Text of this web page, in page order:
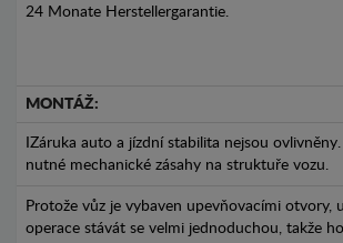
24 Monate Herstellergarantie.
MONTÁŽ:
IZáruka auto a jízdní stabilita nejsou
nutné mechanické zásahy na struktuře vozu.
Protože vůz je vybaven upevňovacími otvory,
operace stávát se velmi jednoduchou, takže